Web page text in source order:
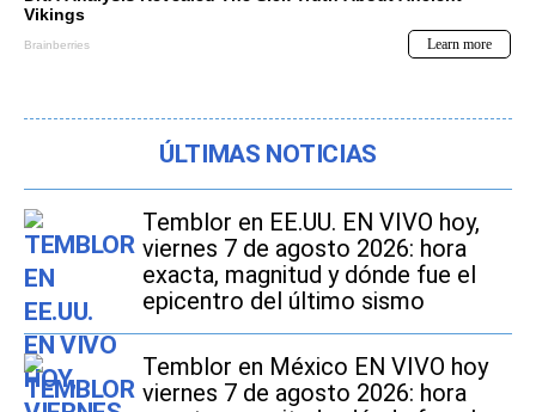
ÚLTIMAS NOTICIAS
Temblor en EE.UU. EN VIVO hoy,
viernes 7 de agosto 2026: hora
exacta, magnitud y dónde fue el
epicentro del último sismo
Temblor en México EN VIVO hoy
viernes 7 de agosto 2026: hora